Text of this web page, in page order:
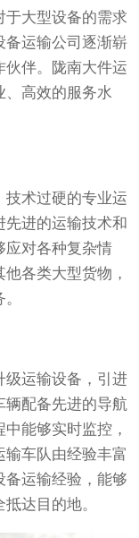
于大型设备的需求
备运输公司逐渐崭
伙伴。陇南大件运
、高效的服务水
技术过硬的专业运
进的运输技术和
应对各种复杂情
各类大型货物，
级运输设备，引进
辆配备先进的导航
能够实时监控，
输车队由经验丰富
备运输经验，能够
达目的地。